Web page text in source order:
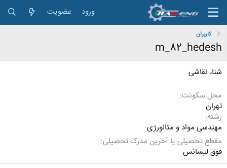
ورود عضویت
کاربران
m_82_hedesh
شنا، نقاشی
محل سکونت
تهران
رشته
مهندسی مواد و متالورژی
مقطع تحصیلی یا آخرین مدرک تحصیلی
فوق لیسانس